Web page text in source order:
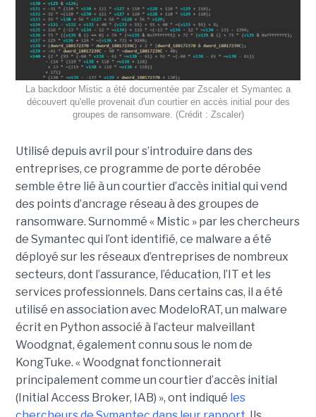
La backdoor Mistic a été documentée par Zscaler et Symantec a
découvert qu'elle provenait d'un courtier en accès initial pour des
groupes de ransomware. (Crédit : Zscaler)
Utilisé depuis avril pour s’introduire dans des
entreprises, ce programme de porte dérobée
semble être lié à un courtier d’accès initial qui vend
des points d’ancrage réseau à des groupes de
ransomware. Surnommé « Mistic » par les chercheurs
de Symantec qui l’ont identifié, ce malware a été
déployé sur les réseaux d’entreprises de nombreux
secteurs, dont l’assurance, l’éducation, l’IT et les
services professionnels. Dans certains cas, il a été
utilisé en association avec ModeloRAT, un malware
écrit en Python associé à l’acteur malveillant
Woodgnat, également connu sous le nom de
KongTuke. « Woodgnat fonctionnerait
principalement comme un courtier d’accès initial
(Initial Access Broker, IAB) », ont indiqué les